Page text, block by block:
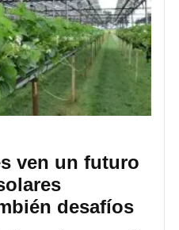
ven un futuro
desafíos